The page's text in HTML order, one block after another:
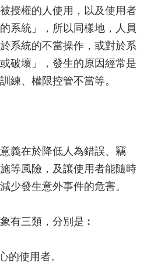
授權的人使用，以及使用者
系統」，所以同樣地，人員
系統的不當操作，或對於系
破壞」，發生的原因經常是
練、權限控管不當等。
在於降低人為錯誤、竊
等風險，及讓使用者能隨時
少發生意外事件的危害。
有三類，分別是︰
的使用者。